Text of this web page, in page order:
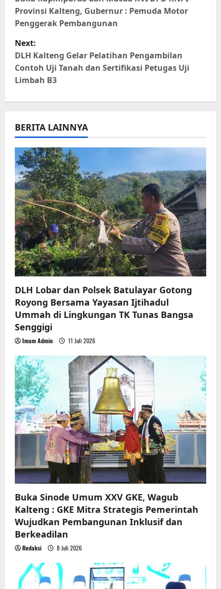
s
t
n
a
v
i
g
a
t
i
o
n
Provinsi Kalteng, Gubernur : Pemuda Motor
Penggerak Pembangunan
Next:
DLH Kalteng Gelar Pelatihan Pengambilan
Contoh Uji Tanah dan Sertifikasi Petugas Uji
Limbah B3
BERITA LAINNYA
DLH Lobar dan Polsek Batulayar Gotong
Royong Bersama Yayasan Ijtihadul
Ummah di Lingkungan TK Tunas Bangsa
Senggigi
Imam Admin 11 Juli 2026
Buka Sinode Umum XXV GKE, Wagub
Kalteng : GKE Mitra Strategis Pemerintah
Wujudkan Pembangunan Inklusif dan
Berkeadilan
Redaksi 8 Juli 2026